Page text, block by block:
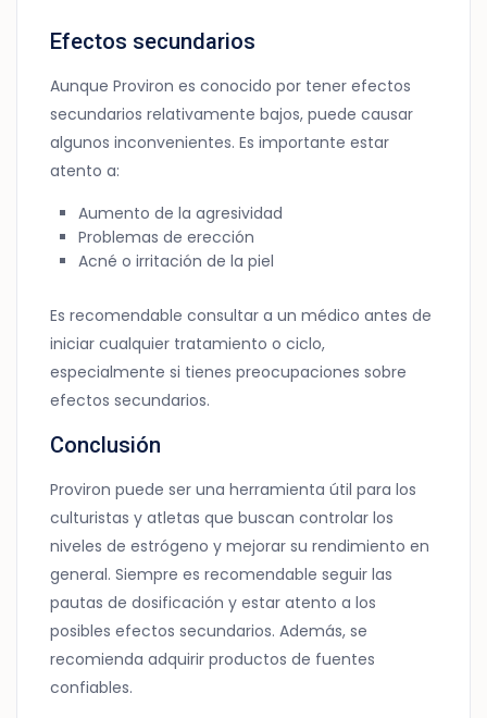
Efectos secundarios
Aunque Proviron es conocido por tener efectos
secundarios relativamente bajos, puede causar
algunos inconvenientes. Es importante estar
atento a:
Aumento de la agresividad
Problemas de erección
Acné o irritación de la piel
Es recomendable consultar a un médico antes de
iniciar cualquier tratamiento o ciclo,
especialmente si tienes preocupaciones sobre
efectos secundarios.
Conclusión
Proviron puede ser una herramienta útil para los
culturistas y atletas que buscan controlar los
niveles de estrógeno y mejorar su rendimiento en
general. Siempre es recomendable seguir las
pautas de dosificación y estar atento a los
posibles efectos secundarios. Además, se
recomienda adquirir productos de fuentes
confiables.